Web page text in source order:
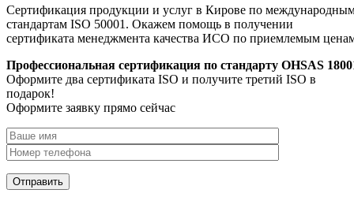
Сертификация продукции и услуг в Кирове по
стандартам ISO 50001. Окажем помощь в получении
сертификата менеджмента качества ИСО по приемлемым
Профессиональная сертификация по стандарту OHSAS
Оформите два сертификата ISO и получите третий ISO в
подарок!
Оформите заявку прямо сейчас